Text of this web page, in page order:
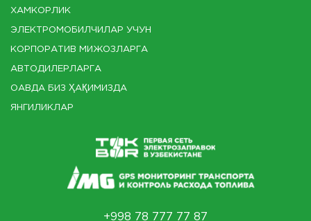
ХАМКОРЛИК
ЭЛЕКТРОМОБИЛЧИЛАР УЧУН
КОРПОРАТИВ МИЖОЗЛАРГА
АВТОДИЛЕРЛАРГА
ОАВДА БИЗ ҲАҚИМИЗДА
ЯНГИЛИКЛАР
+998 78 777 77 87